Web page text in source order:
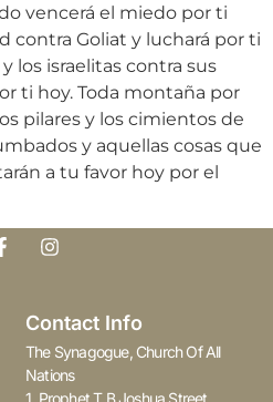
vencerá el miedo por ti
contra Goliat y luchará por ti
los israelitas contra sus
ti hoy. Toda montaña por
pilares y los cimientos de
y aquellas cosas que
a tu favor hoy por el
Contact Info
The Synagogue, Church Of All
Nations
1, Prophet T.B Joshua Street,